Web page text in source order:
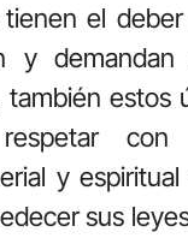
el
y demandan
estos
y
sus